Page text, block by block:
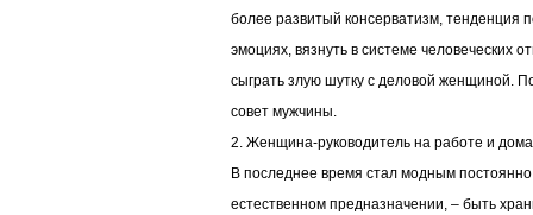
более развитый консерватизм, тенденция
эмоциях, вязнуть в системе человеческих
сыграть злую шутку с деловой женщиной.
совет мужчины.
2. Женщина-руководитель на работе и
В последнее время стал модным
естественном предназначении, – быть